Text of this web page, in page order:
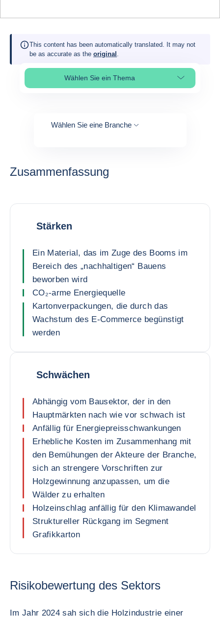
This content has been automatically translated. It may not
be as accurate as the original .
Wählen Sie ein Thema
Select page section
Wählen Sie eine Branche
Zusammenfassung
Stärken
Ein Material, das im Zuge des Booms im
Bereich des „nachhaltigen“ Bauens
beworben wird
CO₂-arme Energiequelle
Kartonverpackungen, die durch das
Wachstum des E-Commerce begünstigt
werden
Schwächen
Abhängig vom Bausektor, der in den
Hauptmärkten nach wie vor schwach ist
Anfällig für Energiepreisschwankungen
Erhebliche Kosten im Zusammenhang mit
den Bemühungen der Akteure der Branche,
sich an strengere Vorschriften zur
Holzgewinnung anzupassen, um die
Wälder zu erhalten
Holzeinschlag anfällig für den Klimawandel
Struktureller Rückgang im Segment
Grafikkarton
Risikobewertung des Sektors
Im Jahr 2024 sah sich die Holzindustrie einer